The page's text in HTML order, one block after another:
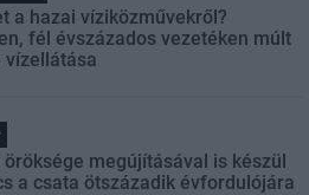
a hazai víziközművekről?
fél évszázados vezetéken múlt
vízellátása
öröksége megújításával is készül
a csata ötszázadik évfordulójára